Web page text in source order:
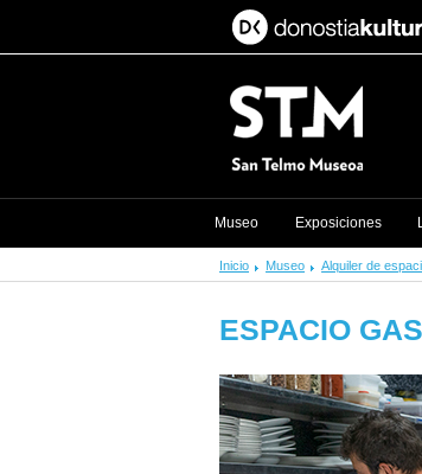
Inicio Museo Alquiler de
ESPACIO
Museo Exposiciones